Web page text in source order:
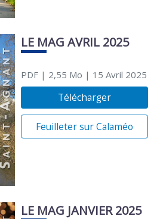
LE MAG AVRIL 2025
PDF| 2,55 Mo | 15 Avril 2025
Télécharger
Feuilleter sur Calaméo
LE MAG JANVIER 2025